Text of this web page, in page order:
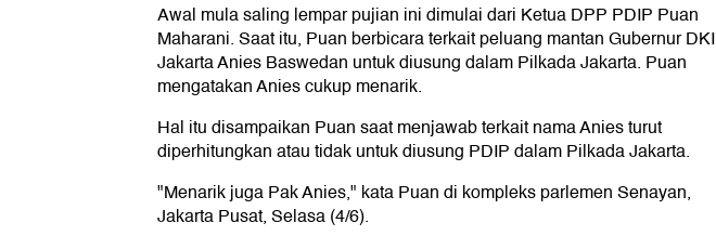
Awal mula saling lempar pujian ini dimulai dari Ketua DPP PDIP Puan
Maharani. Saat itu, Puan berbicara terkait peluang mantan Gubernur DKI
Jakarta Anies Baswedan untuk diusung dalam Pilkada Jakarta. Puan
mengatakan Anies cukup menarik.
Hal itu disampaikan Puan saat menjawab terkait nama Anies turut
diperhitungkan atau tidak untuk diusung PDIP dalam Pilkada Jakarta.
"Menarik juga Pak Anies," kata Puan di kompleks parlemen Senayan,
Jakarta Pusat, Selasa (4/6).